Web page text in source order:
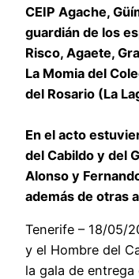
CEIP Agache,
guardián de los
Risco, Agaete,
La Momia del
del Rosario (La
En el acto
del Cabildo y del
Alonso y
además de otras
Tenerife – 18/05/
y el Hombre del
la gala de